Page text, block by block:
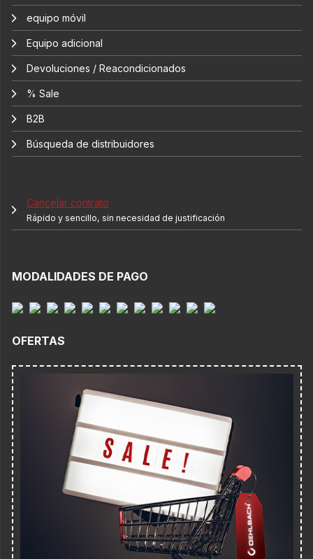
equipo móvil
Equipo adicional
Devoluciones / Reacondicionados
% Sale
B2B
Búsqueda de distribuidores
Cancelar contrato
Rápido y sencillo, sin necesidad de justificación
MODALIDADES DE PAGO
OFERTAS